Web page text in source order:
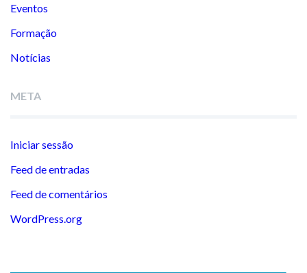
Eventos
Formação
Notícias
META
Iniciar sessão
Feed de entradas
Feed de comentários
WordPress.org